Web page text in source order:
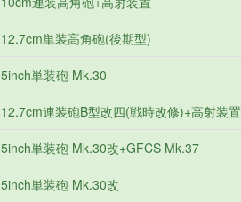
12.7cm単装高角砲(後期型)
5inch単装砲 Mk.30
12.7cm連装砲B型改四(戦時改修)+高射装置
5inch単装砲 Mk.30改+GFCS Mk.37
5inch単装砲 Mk.30改